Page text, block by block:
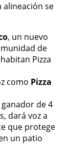
alineación se
, un nuevo
de
Pizza
como Pizza
de 4
dará voz a
que protege
un patio